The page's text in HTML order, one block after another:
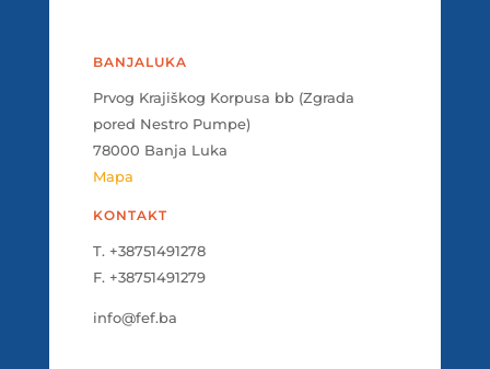
BANJALUKA
Prvog Krajiškog Korpusa bb (Zgrada
pored Nestro Pumpe)
78000 Banja Luka
Mapa
KONTAKT
T. +38751491278
F. +38751491279
info@fef.ba